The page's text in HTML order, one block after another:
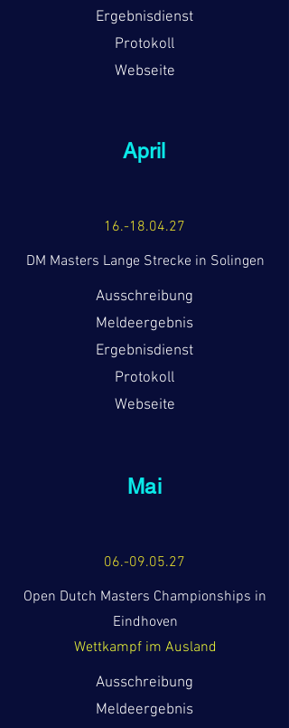
Ergebnisdienst
Protokoll
Webseite
April
16.-18.04.27
DM Masters Lange Strecke in Solingen
Ausschreibung
Meldeergebnis
Ergebnisdienst
Protokoll
Webseite
Mai
06.-09.05.27
Open Dutch Masters Championships in
Eindhoven
Wettkampf im Ausland
Ausschreibung
Meldeergebnis